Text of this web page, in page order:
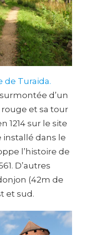
de Turaida.
d’un
rouge et sa tour
1214 sur le site
installé dans le
l’histoire de
D’autres
(42m de
et sud.